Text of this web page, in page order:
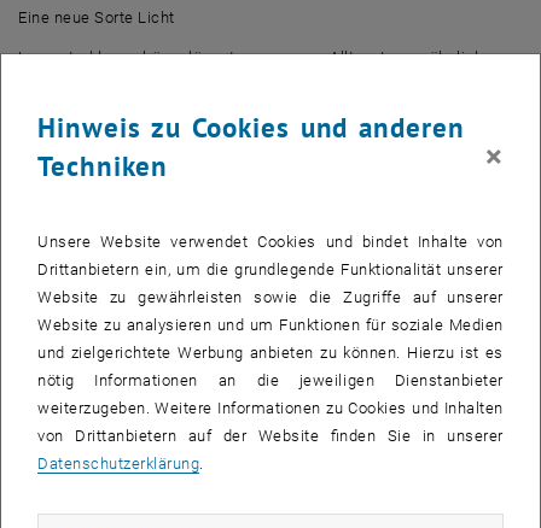
Eine neue Sorte Licht
Laserstrahlen gehören längst zu unserem Alltag. In gewöhnlichen
gerät das Licht immer wieder in Kontakt mit den Atomen, die sich
zwischen den Spiegeln befinden. Diese Atome senden weitere
Atome im Laser wechselwirken nicht direkt miteinander, aber durch
ihre Wechselwirkung mit dem Laserlicht benehmen sie sich alle
exakt gleich und verstärken das Licht auf exakt identische Weise.
„Wenn sich der Abstand zwischen den beiden Spiegeln allerdings
verändert, reagiert das Laserlicht darauf extrem empfindlich“, erklärt
David Szaller. „Besser ist es, wenn nicht die Geometrie der Spiegel
über das Laserlicht entscheidet, sondern ein kollektiver
Quantenzustand des Materials. Das war bisher aber nur unter
Temperaturnullpunkt.“
Hinweis zu Cookies und anderen
Techniken
×
Unsere Website verwendet Cookies und bindet Inhalte von
Drittanbietern ein, um die grundlegende Funktionalität unserer
Website zu gewährleisten sowie die Zugriffe auf unserer
Website zu analysieren und um Funktionen für soziale Medien
und zielgerichtete Werbung anbieten zu können. Hierzu ist es
nötig Informationen an die jeweiligen Dienstanbieter
weiterzugeben. Weitere Informationen zu Cookies und Inhalten
von Drittanbietern auf der Website finden Sie in unserer
Datenschutzerklärung